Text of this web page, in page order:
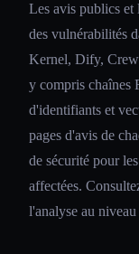
Les avis publics et
des vulnérabilités
Kernel, Dify,
y compris chaînes
d'identifiants et
pages d'avis de
de sécurité pour
affectées.
l'analyse au